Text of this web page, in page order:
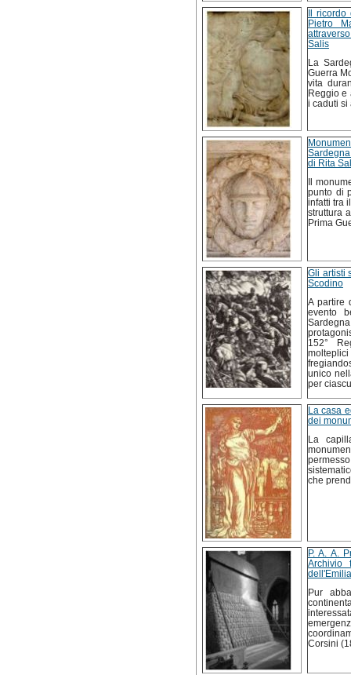
Il ricordo
Pietro
Salis
La
Guerra
vita
Reggio e
i caduti si
di Rita
Il
punto di
infatti tra
struttura
Prima
Gli artisti
Scodino
A partire
evento
152°
unico
per
La casa
dei
La
che
P. A. A.
Archivio
Pur
Corsini